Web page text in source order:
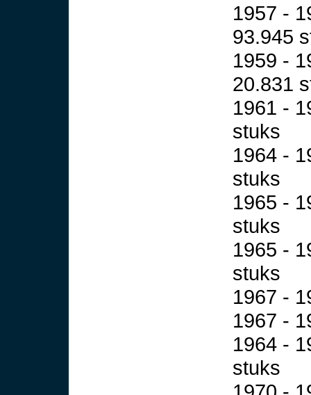
1957 -
93.945
1959 -
20.831
1961 -
stuks
1964 -
stuks
1965 -
stuks
1965 -
stuks
1967 -
1967 -
1964 -
stuks